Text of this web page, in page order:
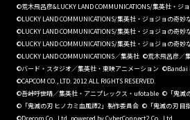
©荒木飛呂彦&LUCKY LAND COMMUNICATIONS/集英社・ジ
©LUCKY LAND COMMUNICATIONS/集英社・ジョジョの奇妙
©LUCKY LAND COMMUNICATIONS/集英社・ジョジョの奇妙
©LUCKY LAND COMMUNICATIONS/集英社・ジョジョの奇妙
©LUCKY LAND COMMUNICATIONS／集英社 ©荒木飛呂彦／
©バード・スタジオ／集英社・東映アニメーション ©Bandai
©CAPCOM CO., LTD. 2012 ALL RIGHTS RESERVED.
©吾峠呼世晴／集英社・アニプレックス・ufotable ©「鬼滅
©「鬼滅の刃 ヒノカミ血風譚2」製作委員会 ©「鬼滅の刃 目